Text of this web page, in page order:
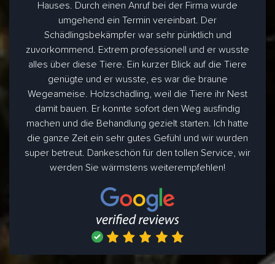
Hauses. Durch einen Anruf bei der Firma wurde
umgehend ein Termin vereinbart. Der
Schädlingsbekämpfer war sehr pünktlich und
zuvorkommend. Extrem professionell und er wusste
alles über diese Tiere. Ein kurzer Blick auf die Tiere
genügte und er wusste, es war die braune
Wegeameise. Holzschädling, weil die Tiere ihr Nest
damit bauen. Er konnte sofort den Weg ausfindig
machen und die Behandlung gezielt starten. Ich hatte
die ganze Zeit ein sehr gutes Gefühl und wir wurden
super betreut. Dankeschön für den tollen Service, wir
werden Sie wärmstens weiterempfehlen!